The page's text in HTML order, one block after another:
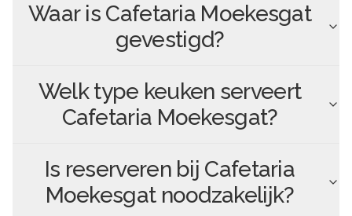
Waar is Cafetaria Moekesgat
gevestigd?
Welk type keuken serveert
Cafetaria Moekesgat?
Is reserveren bij Cafetaria
Moekesgatnoodzakelijk?